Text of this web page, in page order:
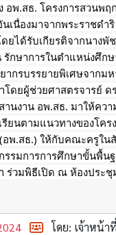
อพ.สธ. โครงการสวนพฤ
เนื่องมาจากพระราชดำ
ยได้รับเกียรติจากนางพั
รักษาการในตำแหน่งศึก
กรบรรยายพิเศษจากม
ดยผู้ช่วยศาสตรจารย์
นงาน อพ.สธ. มาให้คว
ยนตามแนวทางของโค
อพ.สธ.) ให้กับคณะครูใน
รมการการศึกษาขั้นพื้น
ร่วมพิธีเปิด ณ ห้องประ
โดย: เจ้าหน้าที่